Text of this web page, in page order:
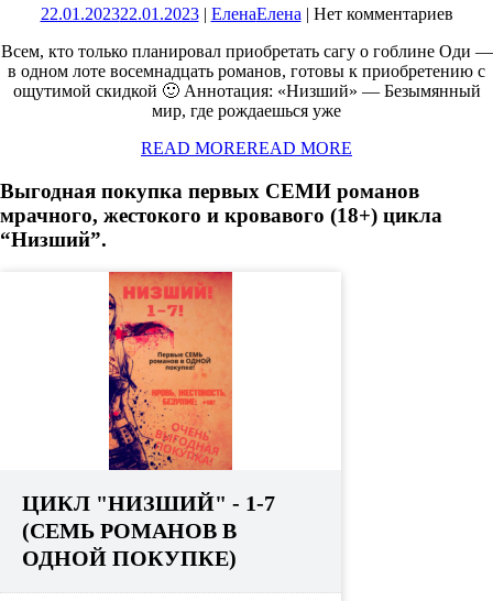
22.01.202322.01.2023 | ЕленаЕлена | Нет комментариев
Всем, кто только планировал приобретать сагу о гоблине Оди —
в одном лоте восемнадцать романов, готовы к приобретению с
ощутимой скидкой 🙂 Аннотация: «Низший» — Безымянный
мир, где рождаешься уже
READ MOREREAD MORE
Выгодная покупка первых СЕМИ романов
мрачного, жестокого и кровавого (18+) цикла
“Низший”.
ЦИКЛ "НИЗШИЙ" - 1-7
(СЕМЬ РОМАНОВ В
ОДНОЙ ПОКУПКЕ)